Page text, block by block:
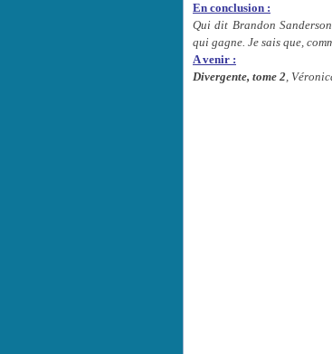
En conclusion :
Qui dit Brandon
qui gagne. Je sais que,
A venir :
Divergente, tome 2,